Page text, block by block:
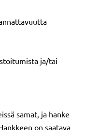
ja/tai
samat, ja hanke
on saatava